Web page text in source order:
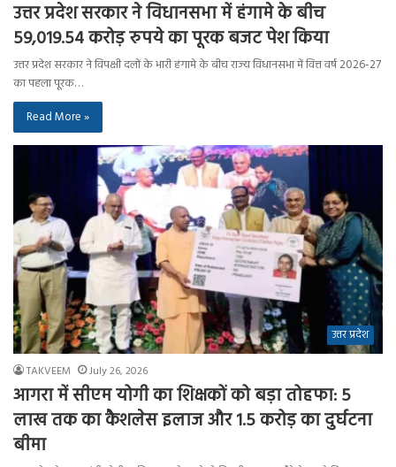
उत्तर प्रदेश सरकार ने विधानसभा में हंगामे के बीच
59,019.54 करोड़ रुपये का पूरक बजट पेश किया
उत्तर प्रदेश सरकार ने विपक्षी दलों के भारी हंगामे के बीच राज्य विधानसभा में वित्त वर्ष 2026-27
का पहला पूरक…
Read More »
उत्तर प्रदेश
TAKVEEM July 26, 2026
आगरा में सीएम योगी का शिक्षकों को बड़ा तोहफा: 5
लाख तक का कैशलेस इलाज और 1.5 करोड़ का दुर्घटना
बीमा